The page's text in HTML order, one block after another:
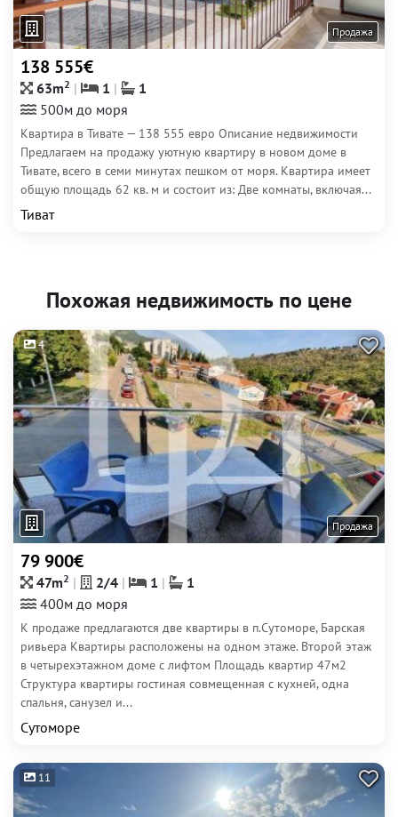
Продажа
138 555€
63m2 1
1
500м до моря
Квартира в Тивате — 138 555 евро Описание недвижимости
Предлагаем на продажу уютную квартиру в новом доме в
Тивате, всего в семи минутах пешком от моря. Квартира имеет
общую площадь 62 кв. м и состоит из: Две комнаты, включая...
Тиват
Похожая недвижимость по цене
4
Продажа
79 900€
47m2 2/4 1
1
400м до моря
К продаже предлагаются две квартиры в п.Сутоморе, Барская
ривьера Квартиры расположены на одном этаже. Второй этаж
в четырехэтажном доме с лифтом Площадь квартир 47м2
Структура квартиры гостиная совмещенная с кухней, одна
спальня, санузел и...
Сутоморе
11